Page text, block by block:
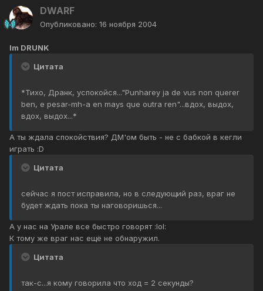
DWARF
Опубликовано: 16 ноября 2004
Im DRUNK
Цитата
*Тихо, Дранк, успокойся..."Punharey ja de vus non querer
ben, e pesar-mh-a en mays que outra ren"...вдох, выдох,
вдох, выдох...*
А ты ждала спокойствия? ДМ'ом быть - не с бабкой в кегли
играть :D
Цитата
сейчас я пост исправила, но в следующий раз, враг не
будет ждать пока ты наговоришься...
А у нас на Урале все быстро говорят :lol:
К тому же враг нас ещё не обнаружил.
Цитата
так-с...я кому говорила что ход = 2 секунды?